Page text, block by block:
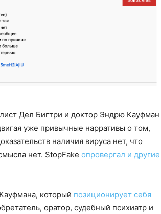
Дел Бигтри и доктор Эндрю Кауфман
уже привычные нарративы о том,
наличия вируса нет, что
нет. StopFake опровергал и другие
который позиционирует себя
оратор, судебный психиатр и